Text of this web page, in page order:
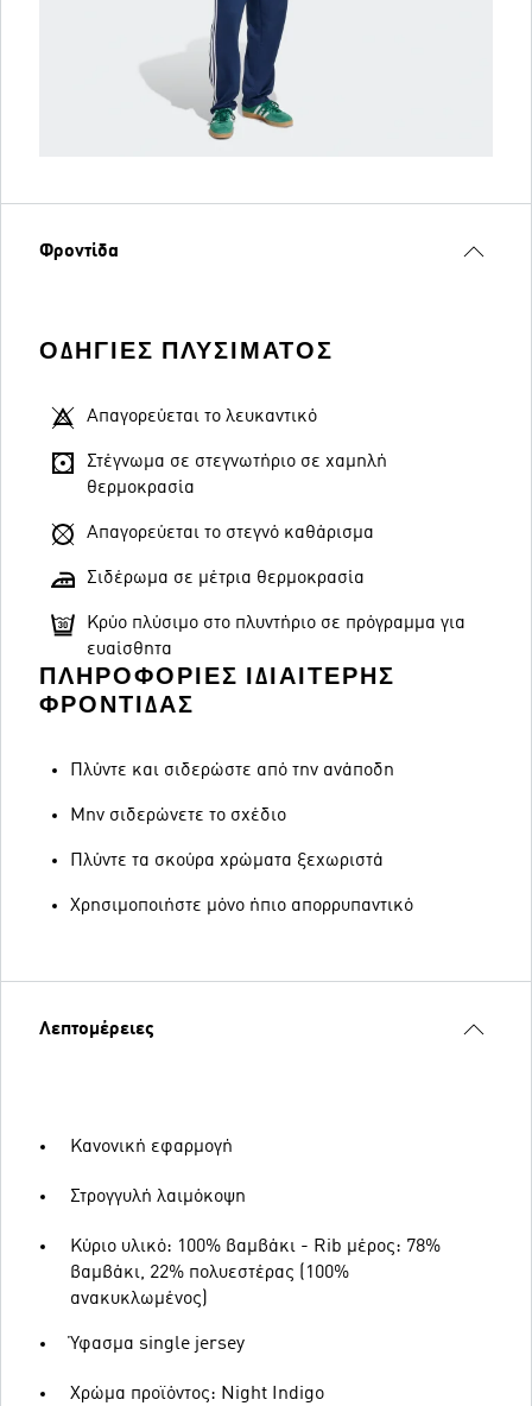
Φροντίδα
ΟΔΗΓΊΕΣ ΠΛΥΣΊΜΑΤΟΣ
Απαγορεύεται το λευκαντικό
Στέγνωμα σε στεγνωτήριο σε χαμηλή
θερμοκρασία
Απαγορεύεται το στεγνό καθάρισμα
Σιδέρωμα σε μέτρια θερμοκρασία
Κρύο πλύσιμο στο πλυντήριο σε πρόγραμμα για
ευαίσθητα
ΠΛΗΡΟΦΟΡΊΕΣ ΙΔΙΑΊΤΕΡΗΣ
ΦΡΟΝΤΊΔΑΣ
Πλύντε και σιδερώστε από την ανάποδη
Μην σιδερώνετε το σχέδιο
Πλύντε τα σκούρα χρώματα ξεχωριστά
Χρησιμοποιήστε μόνο ήπιο απορρυπαντικό
Λεπτομέρειες
Κανονική εφαρμογή
Στρογγυλή λαιμόκοψη
Κύριο υλικό: 100% βαμβάκι - Rib μέρος: 78%
βαμβάκι, 22% πολυεστέρας (100%
ανακυκλωμένος)
Ύφασμα single jersey
Χρώμα προϊόντος: Night Indigo